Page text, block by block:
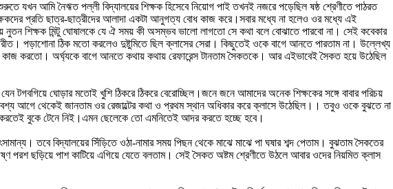
যখন আমি নৈঋত পল্লী বিদ্যালয়ের শিক্ষক হিসেবে নিয়োগ পাই তখনই নজরে পড়েছিল ষষ্ঠ শ্রেণীতে পাঠরত
প্রতি ছাত্র-ছাত্রীদের আলাদা একটা আনুগত্য বোধ কাজ করে।সবার মধ্যে না হলেও ওর মধ্যে এই
শিক্ষক মিন্টু ঘোষালকে যে ঐ সময় কী অসম্ভব ভালো লাগতো সে কথা বলে বোঝাতে পারবো না। সেই কবেকার
পড়াশোনা ঠিক মতো করলেও দুষ্টুমিতে ছিল ক্লাসের সেরা। কিছুতেই ওকে বাগে আনতে পারতাম না। উল্লেখ্য
করতো। অর্ঘ্যকে বাগে আনতে কথায় কথায় রেফারেন্স টানতাম সৈকতকে। আর এইভাবেই সৈকত হয়ে উঠেছিল
টগবগিয়ে ঘোড়ার মতোই খুশি ঠিকরে ঠিকরে বেরোচ্ছিল।জনে জনে আমাদের অনেক শিক্ষকের সঙ্গে বাবার পরিচয়
আগে থেকেই জানতাম ওর রেজাল্টের কথা ও প্রথম স্থান অধিকার করে ক্লাসে উঠেছিল।। তবুও ওকে বুঝতে না
করতেই বুকে টেনে নিই।এমন ছেলেকে তো এমনিতেই আদর করতে হচ্ছে হবে।
তবে বিদ্যালয়ের সিঁড়িতে ওঠা-নামার সময় পিছন থেকে মাঝে মাঝে পা ঘষার শব্দ পেতাম। বুঝতাম সৈকতের
পরশ ছড়িয়ে পাশ কাটিয়ে এগিয়ে যেতে বলতাম। সেই সৈকত অষ্টম শ্রেণীতে উঠলে আবার ওদের নিয়মিত ক্লাস